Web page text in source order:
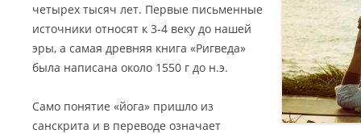
четырех тысяч лет. Первые письменные
источники относят к 3-4 веку до нашей
эры, а самая древняя книга «Ригведа»
была написана около 1550 г до н.э.
Само понятие «йога» пришло из
санскрита и в переводе означает